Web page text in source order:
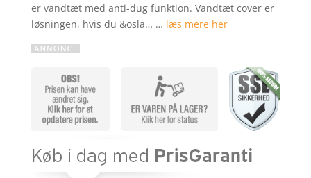
er vandtæt med anti-dug funktion. Vandtæt cover er
løsningen, hvis du &osla… … læs mere her